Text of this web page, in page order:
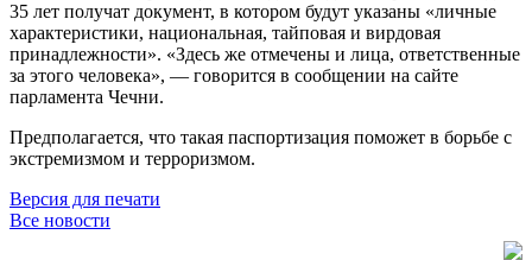
35 лет получат документ, в котором будут указаны «личные
характеристики, национальная, тайповая и вирдовая
принадлежности». «Здесь же отмечены и лица, ответственные
за этого человека», — говорится в сообщении на сайте
парламента Чечни.
Предполагается, что такая паспортизация поможет в борьбе с
экстремизмом и терроризмом.
Версия для печати
Все новости